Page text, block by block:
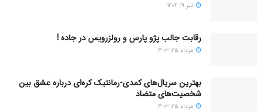
تیر ۱۹, ۱۴۰۴
رقابت جالب پژو پارس و رولزرویس در جاده !
مرداد ۲۵, ۱۴۰۳
بهترین سریال‌های کمدی-رمانتیک کره‌ای دربارۀ عشق بین
شخصیت‌های متضاد
مرداد ۲۵, ۱۴۰۳